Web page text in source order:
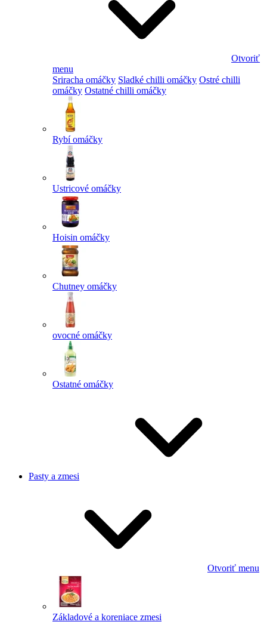
Otvoriť
menu
Sriracha omáčky Sladké chilli omáčky Ostré chilli
omáčky Ostatné chilli omáčky
Rybí omáčky
Ustricové omáčky
Hoisin omáčky
Chutney omáčky
ovocné omáčky
Ostatné omáčky
Pasty a zmesi
Otvoriť menu
Základové a koreniace zmesi